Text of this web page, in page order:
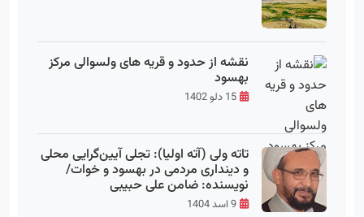
نقشه از حدود و قریه های ولسوالی مرکز
بهسود
15 دلو 1402
تاته ولی (آته اولیا): تجلی آیین‌گرایی محلی
و دینداری مردمی در بهسود و خوات/
نویسنده: ضامن علی حبیبی
9 اسد 1404